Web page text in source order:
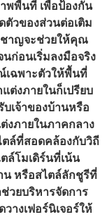
พพื้นที่ เพื่อป้องกัน
วของส่วนต่อเติม
ชาญจะช่วยให้คุณ
ก่อนเริ่มลงมือจริง
เฉพาะตัวให้พื้นที่
ต่งภายในก็เปรียบ
เจ้าของบ้านหรือ
งภายในภาคกลาง
ตล์ที่สอดคล้องกับวิถี
ล์โมเดิร์นที่เน้น
น หรือสไตล์ลักชูรีที่
วยบริหารจัดการ
างเฟอร์นิเจอร์ให้